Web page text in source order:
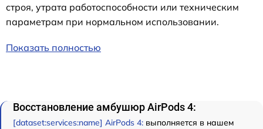
строя, утрата работоспособности или техническим
параметрам при нормальном использовании.
Показать полностью
Восстановление амбушюр AirPods 4:
[dataset:services:name] AirPods 4: выполняется в нашем